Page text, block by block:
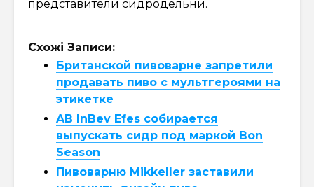
представители сидродельни.
Схожі Записи:
Британской пивоварне запретили
продавать пиво с мультгероями на
этикетке
AB InBev Efes собирается
выпускать сидр под маркой Bon
Season
Пивоварню Mikkeller заставили